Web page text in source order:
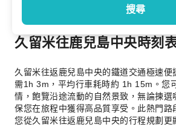
搜尋
久留米往鹿兒島中央時刻
久留米往返鹿兒島中央的鐵道交通極速便
需1h 3m，平均行車耗時約 1h 15m。您
情，飽覽沿途流動的自然景致，無論揀選
保您在旅程中獲得高品質享受。此熱門
您從久留米往返鹿兒島中央的行程規劃更